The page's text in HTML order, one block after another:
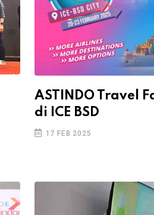
ASTINDO Travel
di ICE BSD
17 FEB 2025